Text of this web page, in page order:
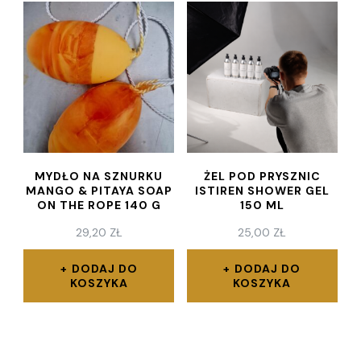
MYDŁO NA SZNURKU
MANGO & PITAYA SOAP
ON THE ROPE 140 G
29,20 ZŁ
DODAJ DO
KOSZYKA
ŻEL POD PRYSZNIC
ISTIREN SHOWER GEL
150 ML
25,00 ZŁ
DODAJ DO
KOSZYKA